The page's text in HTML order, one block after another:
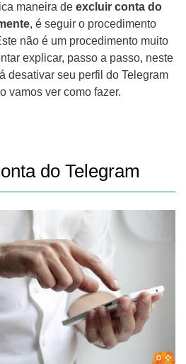
DE BOTS DO
maneira de excluir conta do
, é seguir o procedimento
não é um procedimento muito
explicar, passo a passo, neste
desativar seu perfil do Telegram
vamos ver como fazer.
do Telegram